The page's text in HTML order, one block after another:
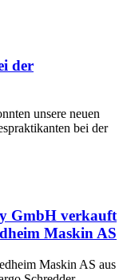
der
unsere neuen
bei der
GmbH verkauft
Maskin AS
Maskin AS aus